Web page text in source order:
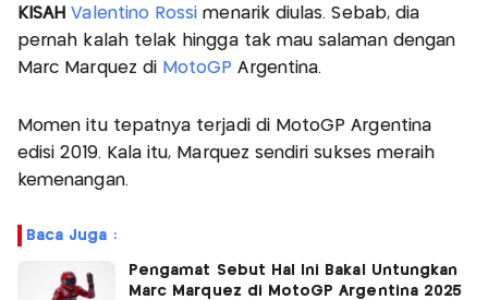
KISAHValentino Rossi menarik diulas. Sebab, dia
pernah kalah telak hingga tak mau salaman dengan
Marc Marquez di MotoGP Argentina.
Momen itu tepatnya terjadi di MotoGP Argentina
edisi 2019. Kala itu, Marquez sendiri sukses meraih
kemenangan.
Baca Juga :
Pengamat Sebut Hal Ini Bakal Untungkan
Marc Marquez di MotoGP Argentina 2025